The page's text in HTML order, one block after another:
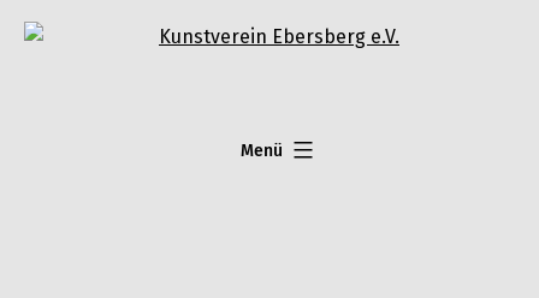
Inhalt
Menü